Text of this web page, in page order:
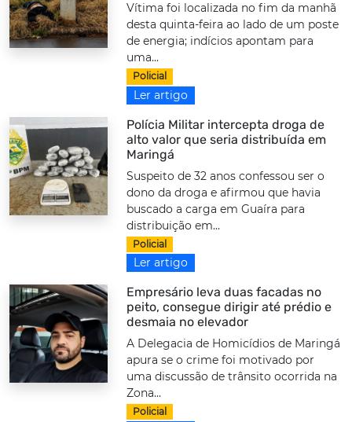
Vítima foi localizada no fim da manhã
desta quinta-feira ao lado de um poste
de energia; indícios apontam para
uma...
Policial
Ler artigo
Polícia Militar intercepta droga de
alto valor que seria distribuída em
Maringá
Suspeito de 32 anos confessou ser o
dono da droga e afirmou que havia
buscado a carga em Guaíra para
distribuição em...
Policial
Ler artigo
Empresário leva duas facadas no
peito, consegue dirigir até prédio e
desmaia no elevador
A Delegacia de Homicídios de Maringá
apura se o crime foi motivado por
uma discussão de trânsito ocorrida na
Zona...
Policial